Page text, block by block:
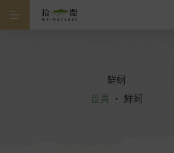
鮮蚵
首頁
・ 鮮蚵